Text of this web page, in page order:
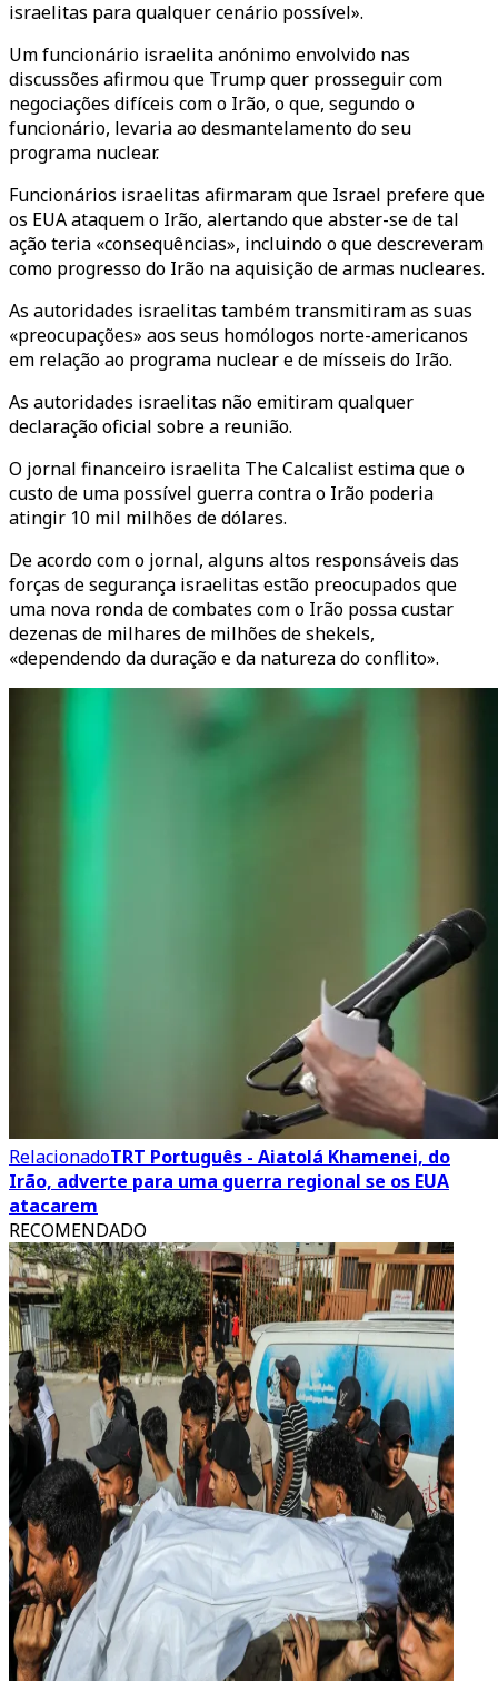
israelitas para qualquer cenário possível».
Um funcionário israelita anónimo envolvido nas
discussões afirmou que Trump quer prosseguir com
negociações difíceis com o Irão, o que, segundo o
funcionário, levaria ao desmantelamento do seu
programa nuclear.
Funcionários israelitas afirmaram que Israel prefere que
os EUA ataquem o Irão, alertando que abster-se de tal
ação teria «consequências», incluindo o que descreveram
como progresso do Irão na aquisição de armas nucleares.
As autoridades israelitas também transmitiram as suas
«preocupações» aos seus homólogos norte-americanos
em relação ao programa nuclear e de mísseis do Irão.
As autoridades israelitas não emitiram qualquer
declaração oficial sobre a reunião.
O jornal financeiro israelita The Calcalist estima que o
custo de uma possível guerra contra o Irão poderia
atingir 10 mil milhões de dólares.
De acordo com o jornal, alguns altos responsáveis das
forças de segurança israelitas estão preocupados que
uma nova ronda de combates com o Irão possa custar
dezenas de milhares de milhões de shekels,
«dependendo da duração e da natureza do conflito».
RelacionadoTRT Português - Aiatolá Khamenei, do
Irão, adverte para uma guerra regional se os EUA
atacarem
RECOMENDADO